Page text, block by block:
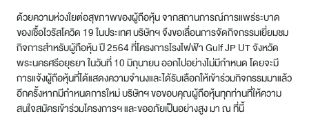
ด้วยความห่วงใยต่อสุขภาพของผู้ถือหุ้น จากสถานการณ์การแพร่ระบาด
ของเชื้อไวรัสโควิด 19 ในประเทศ บริษัทฯ จึงขอเลื่อนการจัดกิจกรรมเยี่ยมชม
กิจการสำหรับผู้ถือหุ้น ปี 2564 ที่โครงการโรงไฟฟ้า Gulf JP UT จังหวัด
พระนครศรีอยุธยา ในวันที่ 10 มิถุนายน ออกไปอย่างไม่มีกำหนด โดยจะมี
การแจ้งผู้ถือหุ้นที่ได้แสดงความจำนงและได้รับเลือกให้เข้าร่วมกิจกรรมมาแล้ว
อีกครั้งหากมีกำหนดการใหม่ บริษัทฯ ขอขอบคุณผู้ถือหุ้นทุกท่านที่ให้ความ
สนใจสมัครเข้าร่วมโครงการฯ และขออภัยเป็นอย่างสูง มา ณ ที่นี้